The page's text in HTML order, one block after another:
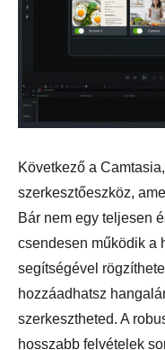
Következő a
szerkesztőeszköz,
Bár nem egy teljesen
csendesen működik a
segítségével
hozzáadhatsz
szerkesztheted. A
hosszabb felvételek